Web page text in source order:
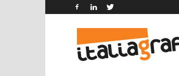
Grafica